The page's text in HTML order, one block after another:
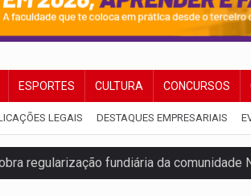
ESPORTES CULTURA CONCURSOS
LEGAIS DESTAQUES EMPRESARIAIS
regularização fundiária da comunidade
Feira Rondônia Empreendedora segue no